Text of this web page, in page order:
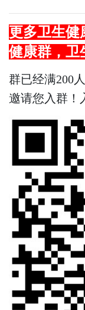
更多卫生健
健康群， 卫
群已经满200
邀请您入群！